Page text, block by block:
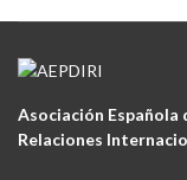
Asociación
Relaciones